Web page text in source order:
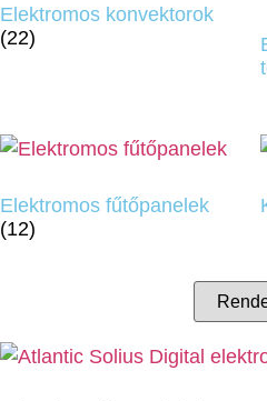
Elektromos konvektorok
(22)
Elektromos fűtőpanelek
(12)